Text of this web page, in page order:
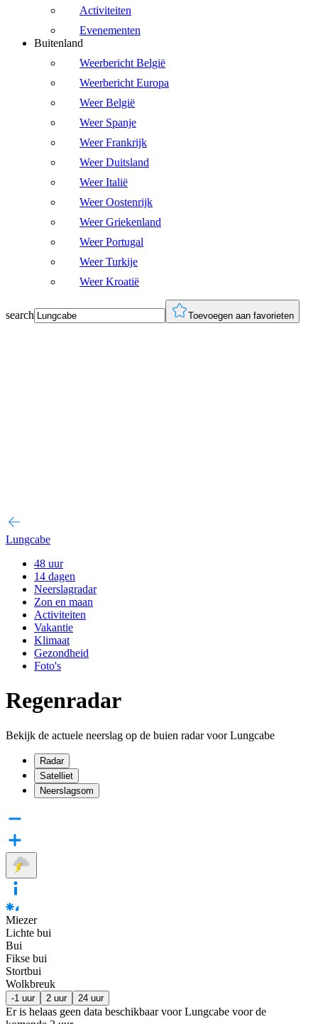
Activiteiten
Evenementen
Buitenland
Weerbericht België
Weerbericht Europa
Weer België
Weer Spanje
Weer Frankrijk
Weer Duitsland
Weer Italië
Weer Oostenrijk
Weer Griekenland
Weer Portugal
Weer Turkije
Weer Kroatië
search Toevoegen aan favorieten
Lungcabe
48 uur
14 dagen
Neerslagradar
Zon en maan
Activiteiten
Vakantie
Klimaat
Gezondheid
Foto's
Regenradar
Bekijk de actuele neerslag op de buien radar voor Lungcabe
Radar
Satelliet
Neerslagsom
Miezer
Lichte bui
Bui
Fikse bui
Stortbui
Wolkbreuk
-1 uur 2 uur 24 uur
Er is helaas geen data beschikbaar voor Lungcabe voor de